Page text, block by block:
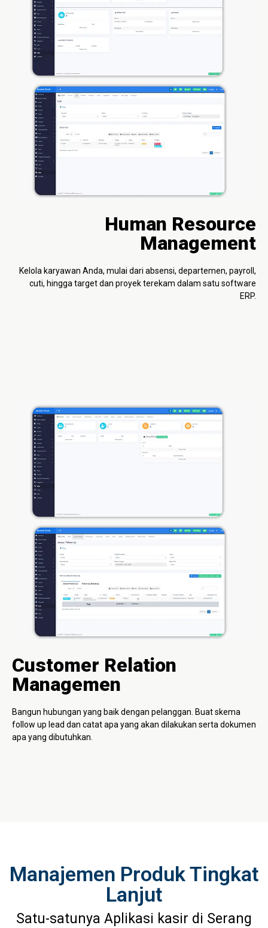
Human Resource
Management
Kelola karyawan Anda, mulai dari absensi, departemen, payroll,
cuti, hingga target dan proyek terekam dalam satu software
ERP.
Customer Relation
Managemen
Bangun hubungan yang baik dengan pelanggan. Buat skema
follow up lead dan catat apa yang akan dilakukan serta dokumen
apa yang dibutuhkan.
Manajemen Produk Tingkat
Lanjut
Satu-satunya Aplikasi kasir di Serang